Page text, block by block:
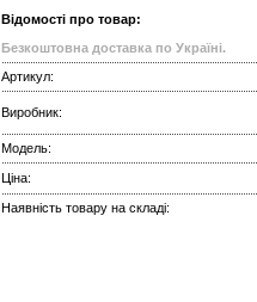
Відомості про товар:
Безкоштовна доставка по Україні.
Артикул:
Виробник:
Модель:
Ціна:
Наявність товару на складі: